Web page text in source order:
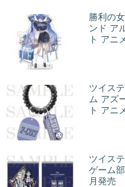
勝利の
ンド ア
ト アニ
ツイス
ム アズ
ト アニ
ツイス
ゲーム
月発売